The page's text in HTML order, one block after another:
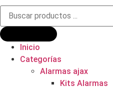
Búsqueda
productos
Inicio
Categorías
Alarmas ajax
Kits Alarmas